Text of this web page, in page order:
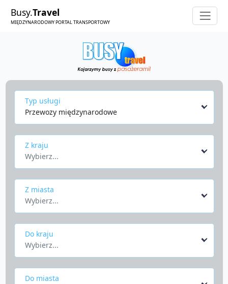
Busy.Travel
MIĘDZYNARODOWY PORTAL TRANSPORTOWY
Typ usługi
Przewozy międzynarodowe
Z kraju
Wybierz...
Z miasta
Wybierz...
Do kraju
Wybierz...
Do miasta